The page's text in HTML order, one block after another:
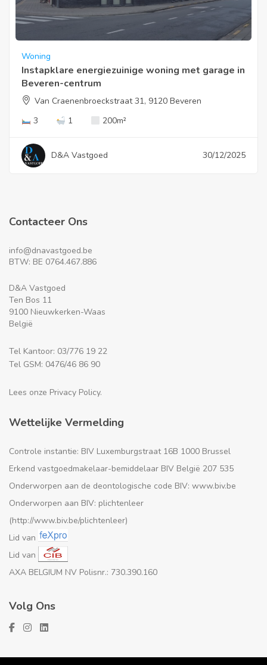
Woning
Instapklare energiezuinige woning met garage in
Beveren-centrum
Van Craenenbroeckstraat 31, 9120 Beveren
3
1 200m²
D&A Vastgoed 30/12/2025
Contacteer Ons
info@dnavastgoed.be
BTW: BE 0764.467.886
D&A Vastgoed
Ten Bos 11
9100 Nieuwkerken-Waas
België
Tel Kantoor: 03/776 19 22
Tel GSM: 0476/46 86 90
Lees onze Privacy Policy.
Wettelijke Vermelding
Controle instantie: BIV Luxemburgstraat 16B 1000 Brussel
Erkend vastgoedmakelaar-bemiddelaar BIV België 207 535
Onderworpen aan de deontologische code BIV: www.biv.be
Onderworpen aan BIV: plichtenleer
(http://www.biv.be/plichtenleer)
Lid van
Lid van
AXA BELGIUM NV Polisnr.: 730.390.160
Volg Ons